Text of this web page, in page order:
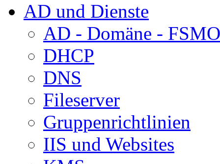
AD und Dienste
AD - Domäne - FSMO
DHCP
DNS
Fileserver
Gruppenrichtlinien
IIS und Websites